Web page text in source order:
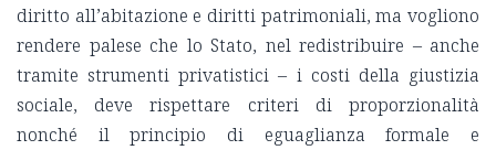
diritto all’abitazione e diritti patrimoniali, ma vogliono
rendere palese che lo Stato, nel redistribuire – anche
tramite strumenti privatistici – i costi della giustizia
sociale, deve rispettare criteri di proporzionalità
nonché il principio di eguaglianza formale e